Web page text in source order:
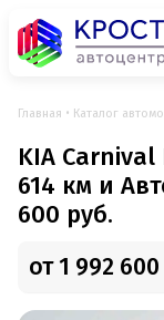
Главная Каталог
KIA
614 км и
600 руб.
от 1 992